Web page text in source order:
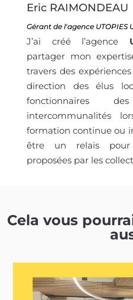
Eric RAIMONDEAU
Gérant de l'agence UTOPIES
J’ai créé l’agence
partager mon
travers des
direction des élus
fonctionnaires
intercommunalités
formation continue ou
être un relais pour
proposées par les
Cela vous